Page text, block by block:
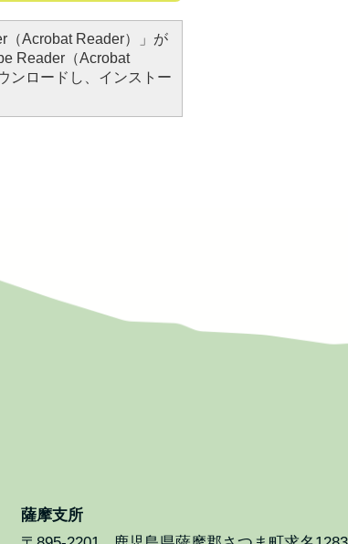
（Acrobat Reader）」が
Reader（Acrobat
ンロードし、インストー
薩摩支所